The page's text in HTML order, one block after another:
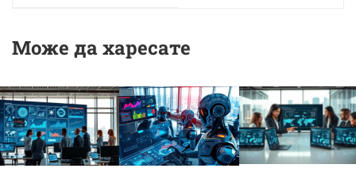
Може да харесате